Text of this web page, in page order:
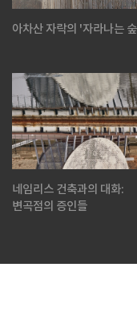
아차산 자락의 '자라나는
네임리스 건축과의 대화:
변곡점의 증인들